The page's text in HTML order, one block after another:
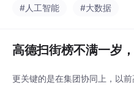
那么可灵们这边的API调用和用
#人工智能 #大数据
高德扫街榜不满一岁
更关键的是在集团协同上，以